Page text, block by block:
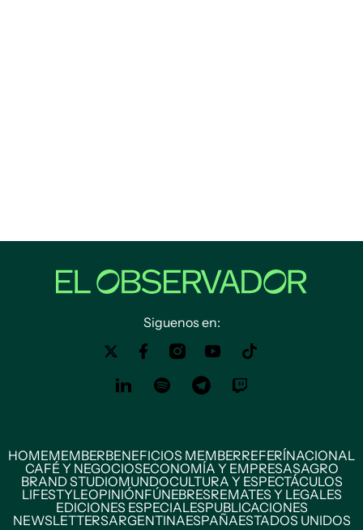
Siguenos en:
HOMEMEMBERBENEFICIOS MEMBERREFERÍNACIONAL
CAFÉ Y NEGOCIOSECONOMÍA Y EMPRESASAGRO
BRAND STUDIOMUNDOCULTURA Y ESPECTÁCULOS
LIFESTYLEOPINIÓNFÚNEBRESREMATES Y LEGALES
EDICIONES ESPECIALESPUBLICACIONES
NEWSLETTERSARGENTINAESPAÑAESTADOS UNIDOS